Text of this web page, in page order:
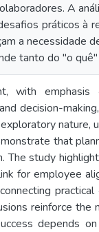
A
práticos à
a necessidade
tanto do "o
with
decision-
that
study
for employee
reinforce
depends